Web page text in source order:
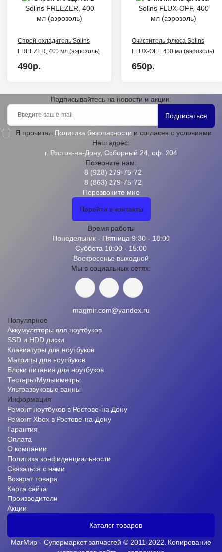
Спрей-охладитель Solins
FREEZER, 400 мл (аэрозоль)
490р.
Очиститель флюса Solins
FLUX-OFF, 400 мл (аэрозоль)
650р.
Подписывайтесь на новости и акции:
Подписаться
Я прочитал Политика безопасности и согласен с условиями
Наш адрес:
г. Ростов-на-Дону, Соборный 24, оф. 204
Позвоните нам:
8 (928) 279-75-72
8 (863) 279-75-72
Перезвоните мне
Перейти в контакты
Время работы
Понедельник - Пятница 9:30 - 18:00
Суббота 10:00 - 15:00
Воскресенье выходной
Мы в социальных сетях:
magmir.com@yandex.ru
Популярное
Аккумуляторы для ноутбуков
SSD и HDD диски
Клавиатуры для ноутбуков
Матрицы для ноутбуков
Блоки питания для ноутбуков
Тестеры/Мультиметры
Ультразвуковые ванны
Информация
Ремонт ноутбуков в Ростове-на-Дону
Ремонт Xbox в Ростове-на-Дону
Гарантия
Оплата
О компании
Политика конфиденциальности
Связаться с нами
Возврат товара
Карта сайта
Производители
Акции
Каталог товаров
МагМир - Супермаркет запчастей © 2011-2022. Копирование